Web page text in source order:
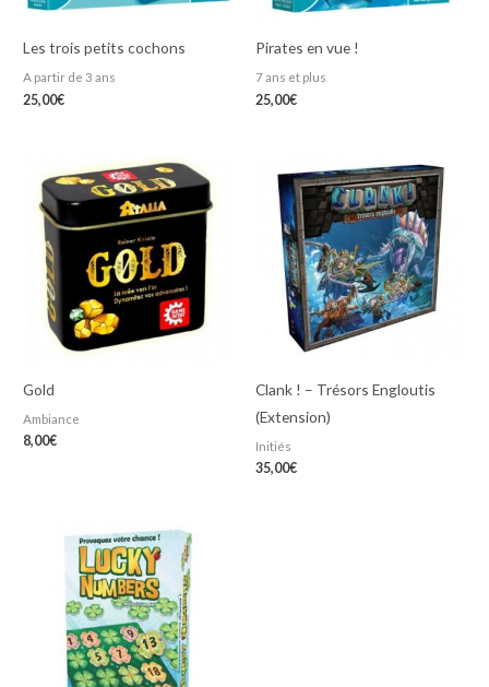
Les trois petits cochons
A partir de 3 ans
25,00€
Pirates en vue !
7 ans et plus
25,00€
Gold
Ambiance
8,00€
Clank ! – Trésors Engloutis
(Extension)
Initiés
35,00€